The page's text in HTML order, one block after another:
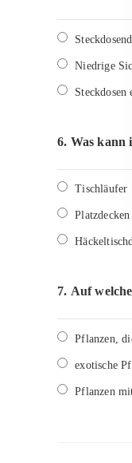
Niedrige
Steckdosen
6. Was kann
Tischläufer
Platzdecken
7. Auf
Pflanzen,
exotische
Pflanzen